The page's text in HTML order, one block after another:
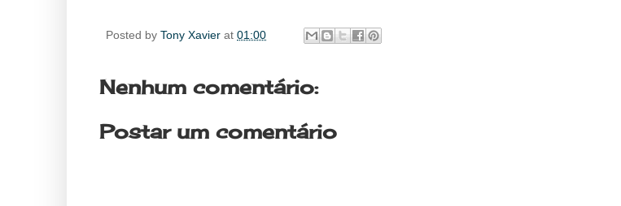
Posted by Tony Xavier at 01:00
Nenhum comentário:
Postar um comentário